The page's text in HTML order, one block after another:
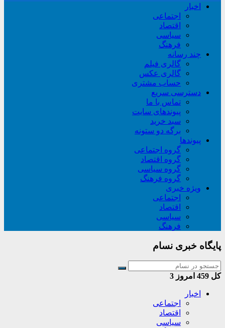
اخبار
اجتماعی
اقتصاد
سیاسی
فرهنگ
چند رسانه
گالری فیلم
گالری عکس
حساب مشتری
دسترسی سریع
تماس با ما
پیوندهای سایت
سبد خريد
برگه دو ستونه
پیوندها
گروه اجتماعی
گروه اقتصاد
گروه سیاسی
گروه فرهنگ
ویژه خبری
اجتماعی
اقتصاد
سیاسی
فرهنگ
پایگاه خبری نسام
کل امروز 3
اخبار
اجتماعی
اقتصاد
سیاسی